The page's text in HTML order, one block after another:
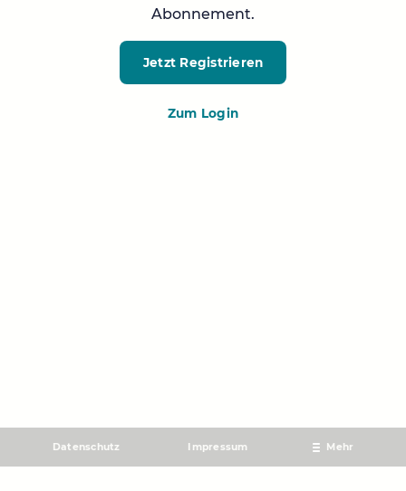
Abonnement.
Jetzt Registrieren
Zum Login
Datenschutz Impressum Mehr